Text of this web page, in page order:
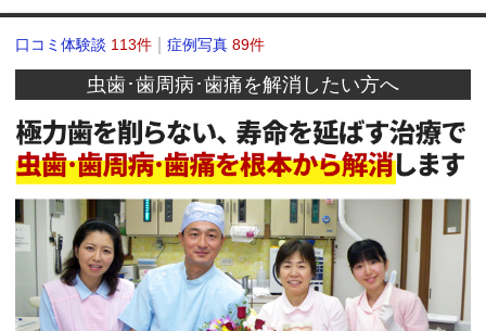
口コミ体験談 113件 症例写真89件
虫歯･歯周病･歯痛を解消したい方へ